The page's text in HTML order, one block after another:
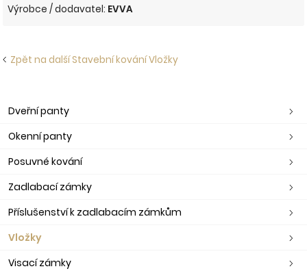
Výrobce / dodavatel: EVVA
Zpět na další Stavební kování Vložky
Dveřní panty
Okenní panty
Posuvné kování
Zadlabací zámky
Příslušenství k zadlabacím zámkům
Vložky
Visací zámky